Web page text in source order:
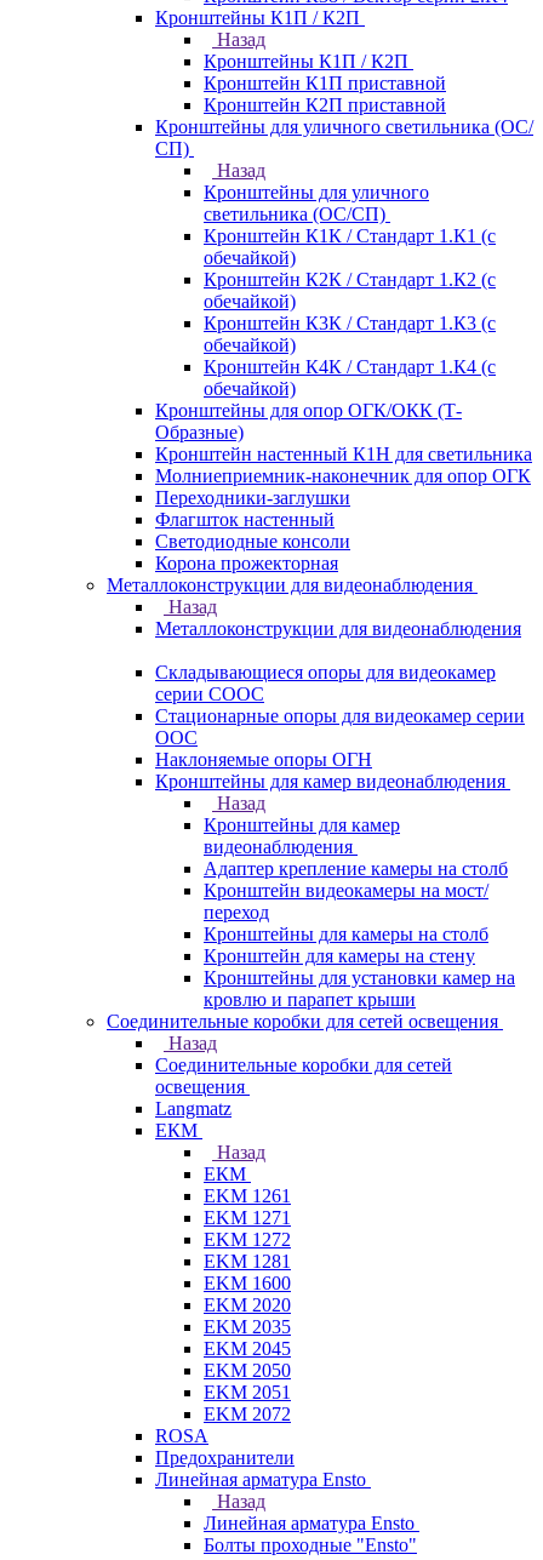
Кронштейны К1П / К2П
Назад
Кронштейны К1П / К2П
Кронштейн К1П приставной
Кронштейн К2П приставной
Кронштейны для уличного светильника (ОС/
СП)
Назад
Кронштейны для уличного
светильника (ОС/СП)
Кронштейн К1К / Стандарт 1.К1 (с
обечайкой)
Кронштейн К2К / Стандарт 1.К2 (с
обечайкой)
Кронштейн К3К / Стандарт 1.К3 (с
обечайкой)
Кронштейн К4К / Стандарт 1.К4 (с
обечайкой)
Кронштейны для опор ОГК/ОКК (Т-
Образные)
Кронштейн настенный К1Н для светильника
Молниеприемник-наконечник для опор ОГК
Переходники-заглушки
Флагшток настенный
Светодиодные консоли
Корона прожекторная
Металлоконструкции для видеонаблюдения
Назад
Металлоконструкции для видеонаблюдения
Складывающиеся опоры для видеокамер
серии СООС
Стационарные опоры для видеокамер серии
ООС
Наклоняемые опоры ОГН
Кронштейны для камер видеонаблюдения
Назад
Кронштейны для камер
видеонаблюдения
Адаптер крепление камеры на столб
Кронштейн видеокамеры на мост/
переход
Кронштейны для камеры на столб
Кронштейн для камеры на стену
Кронштейны для установки камер на
кровлю и парапет крыши
Соединительные коробки для сетей освещения
Назад
Соединительные коробки для сетей
освещения
Langmatz
ЕКМ
Назад
ЕКМ
EKM 1261
EKM 1271
EKM 1272
EKM 1281
EKM 1600
EKM 2020
EKM 2035
EKM 2045
EKM 2050
EKM 2051
EKM 2072
ROSA
Предохранители
Линейная арматура Ensto
Назад
Линейная арматура Ensto
Болты проходные "Ensto"